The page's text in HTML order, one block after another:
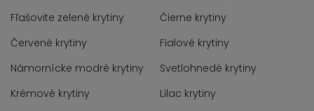
Fľašovite zelené krytiny
Čierne krytiny
Červené krytiny
Fialové krytiny
Námornícke modré krytiny
Svetlohnedé krytiny
Krémové krytiny
Lilac krytiny